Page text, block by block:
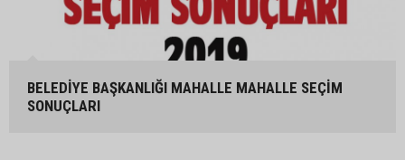
BELEDİYE BAŞKANLIĞI MAHALLE MAHALLE SEÇİM
SONUÇLARI